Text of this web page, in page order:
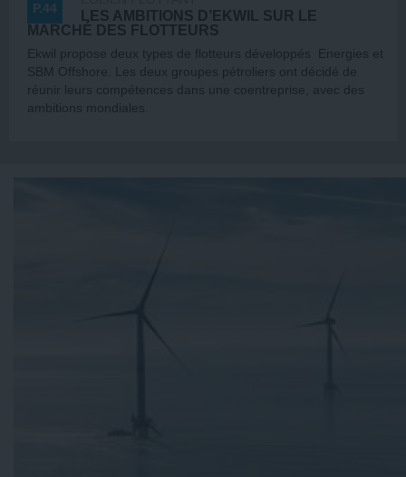
P.44
LES AMBITIONS D’EKWIL SUR LE
MARCHÉ DES FLOTTEURS
Ekwil propose deux types de flotteurs développés Energies et
SBM Offshore. Les deux groupes pétroliers ont décidé de
réunir leurs compétences dans une coentreprise, avec des
ambitions mondiales.